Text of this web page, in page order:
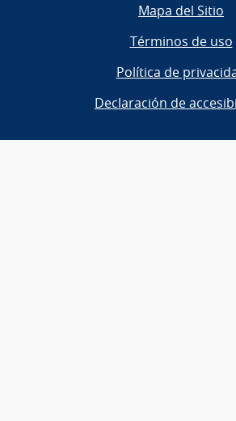
Mapa del Sitio
Términos de uso
Política de
Declaración de